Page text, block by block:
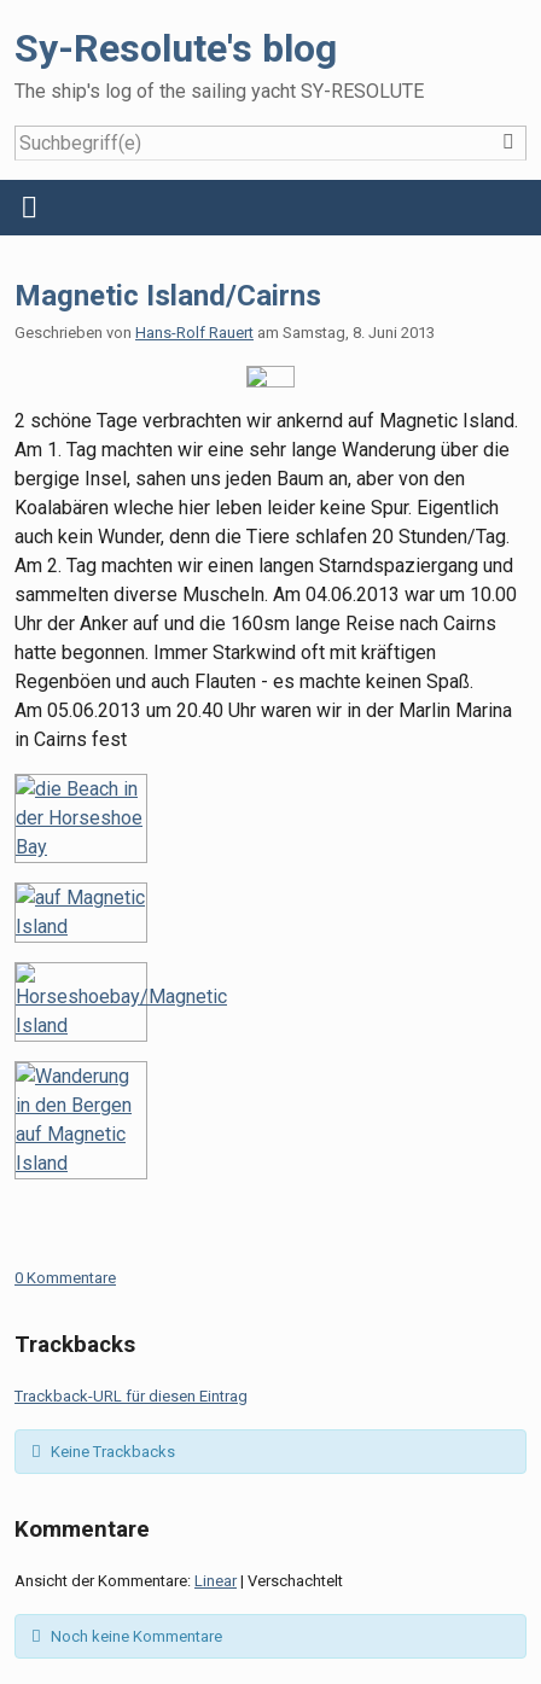
Sy-Resolute's blog
The ship's log of the sailing yacht SY-RESOLUTE
Reisen
Das Schiff
Gästebuch
Magnetic Island/Cairns
Geschrieben von Hans-Rolf Rauert am Samstag, 8. Juni 2013
2 schöne Tage verbrachten wir ankernd auf Magnetic Island.
Am 1. Tag machten wir eine sehr lange Wanderung über die
bergige Insel, sahen uns jeden Baum an, aber von den
Koalabären wleche hier leben leider keine Spur. Eigentlich
auch kein Wunder, denn die Tiere schlafen 20 Stunden/Tag.
Am 2. Tag machten wir einen langen Starndspaziergang und
sammelten diverse Muscheln. Am 04.06.2013 war um 10.00
Uhr der Anker auf und die 160sm lange Reise nach Cairns
hatte begonnen. Immer Starkwind oft mit kräftigen
Regenböen und auch Flauten - es machte keinen Spaß.
Am 05.06.2013 um 20.40 Uhr waren wir in der Marlin Marina
in Cairns fest
0 Kommentare
Trackbacks
Trackback-URL für diesen Eintrag
Keine Trackbacks
Kommentare
Ansicht der Kommentare: Linear| Verschachtelt
Noch keine Kommentare